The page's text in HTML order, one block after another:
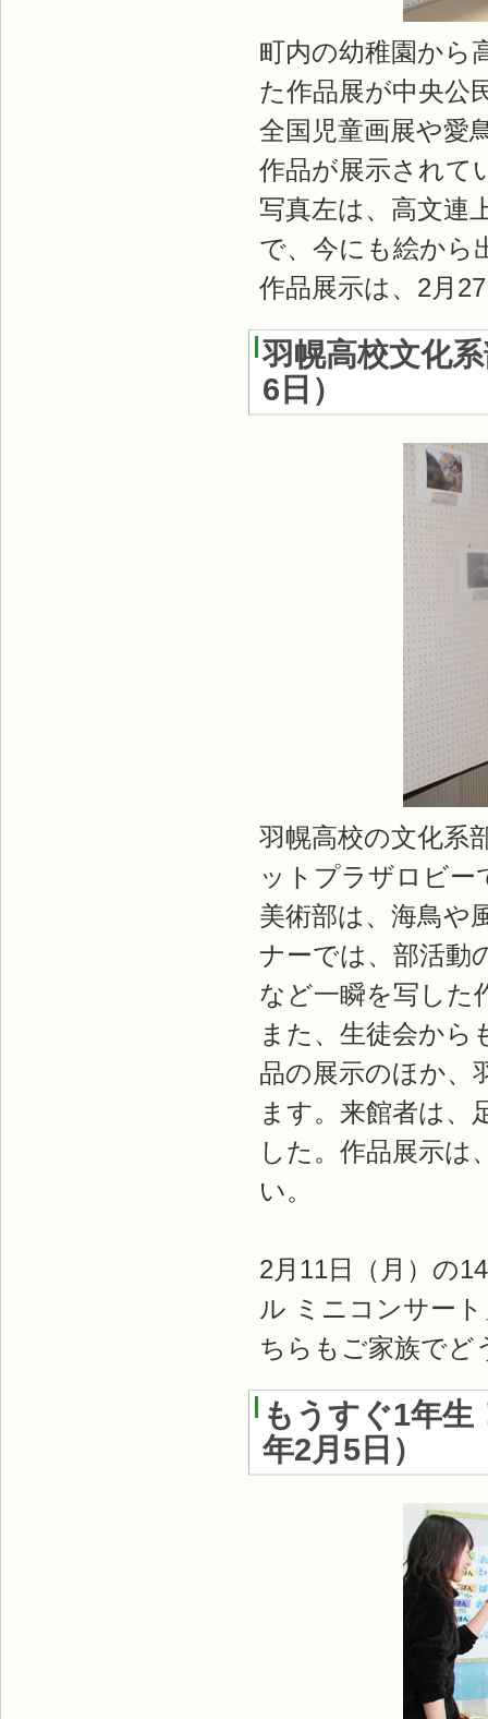
町内の幼稚園から
た作品展が中央公
全国児童画展や愛
作品が展示されて
写真左は、高文連
で、今にも絵から
作品展示は、2月
羽幌高校文化
6日 ）
羽幌高校の文化系
ットプラザロビー
美術部は、海鳥や
ナーでは、部活動
など一瞬を写した
また、生徒会から
品の展示のほか、
ます。来館者は、
した。作品展示は
い。
2月11日（月）の
ル ミニコンサー
ちらもご家族でど
もうすぐ1年生
年2月5日 ）